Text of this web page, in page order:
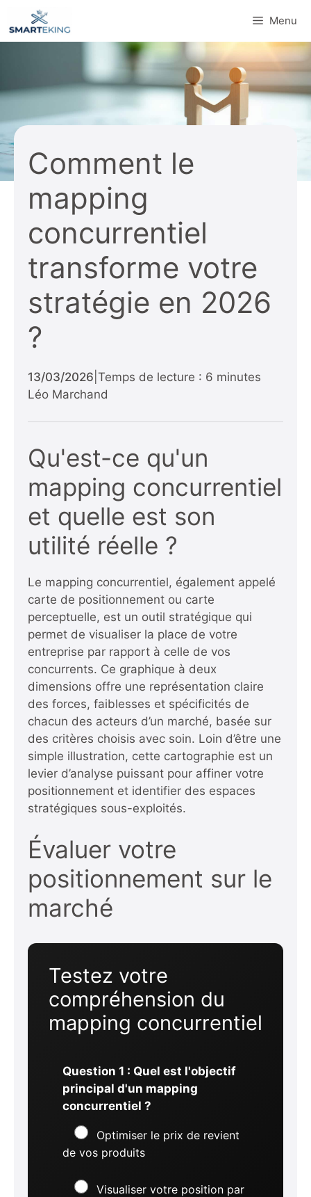
au
contenu
Menu
Comment le
mapping
concurrentiel
transforme votre
stratégie en 2026
?
13/03/2026 Temps de lecture : 6 minutes
Léo Marchand
Qu'est-ce qu'un
mapping concurrentiel
et quelle est son
utilité réelle ?
Le mapping concurrentiel, également appelé
carte de positionnement ou carte
perceptuelle, est un outil stratégique qui
permet de visualiser la place de votre
entreprise par rapport à celle de vos
concurrents. Ce graphique à deux
dimensions offre une représentation claire
des forces, faiblesses et spécificités de
chacun des acteurs d’un marché, basée sur
des critères choisis avec soin. Loin d’être une
simple illustration, cette cartographie est un
levier d’analyse puissant pour affiner votre
positionnement et identifier des espaces
stratégiques sous-exploités.
Évaluer votre
positionnement sur le
marché
Testez votre
compréhension du
mapping concurrentiel
Question 1 : Quel est l'objectif
principal d'un mapping
concurrentiel ?
Optimiser le prix de revient
de vos produits
Visualiser votre position par